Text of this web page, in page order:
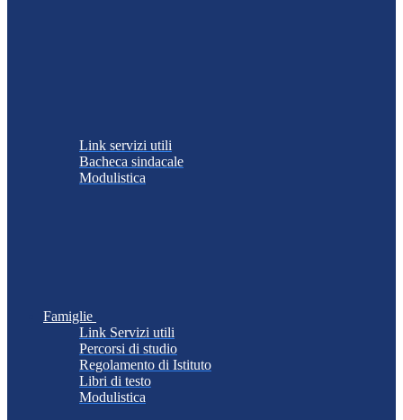
Link servizi utili
Bacheca sindacale
Modulistica
Famiglie
Link Servizi utili
Percorsi di studio
Regolamento di Istituto
Libri di testo
Modulistica